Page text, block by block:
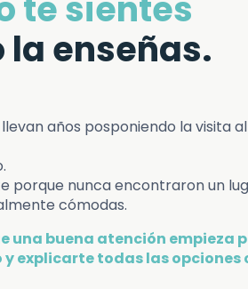
la enseñas.
años posponiendo la visita al
porque nunca encontraron un
cómodas.
una buena atención empieza
explicarte todas las opciones